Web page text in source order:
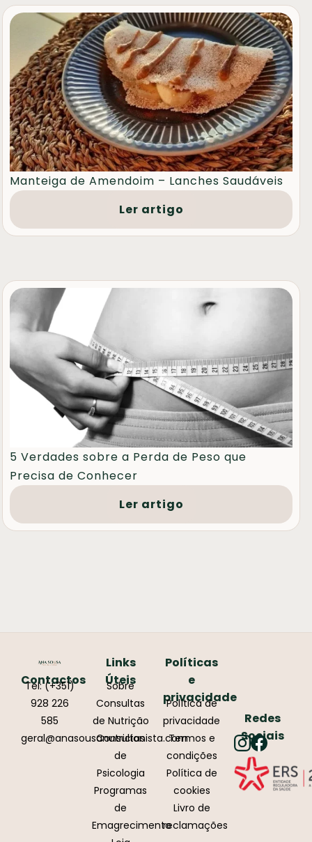
Manteiga de Amendoim – Lanches Saudáveis
Ler artigo
5 Verdades sobre a Perda de Peso que
Precisa de Conhecer
Ler artigo
Contactos
Tel: (+351)
928 226
585
geral@anasousanutricionista.com
Links
Úteis
Sobre
Consultas
de Nutrição
Consultas
de
Psicologia
Programas
de
Emagrecimento
Políticas
e
privacidade
Política de
privacidade
Termos e
condições
Política de
cookies
Livro de
reclamações
Redes
Sociais